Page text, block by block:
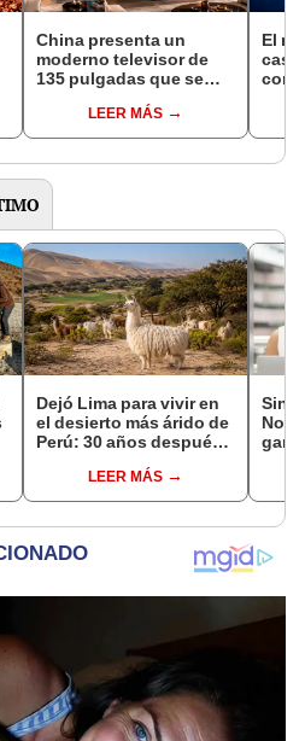
China presenta un
moderno televisor de
135 pulgadas que se
facilitar su transporte e
instalación en casa
LEER MÁS
El
casi
el
Dejó Lima para vivir en
el desierto más árido de
Perú: 30 años después,
creó un sorprendente
ecosistema
LEER MÁS